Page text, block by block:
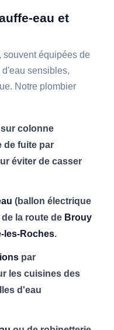
eau et
souvent équipées de
sensibles,
Notre plombier
colonne
de fuite par
éviter de casser
(ballon électrique
la route de Brouy
les-Roches.
par
les cuisines des
d'eau